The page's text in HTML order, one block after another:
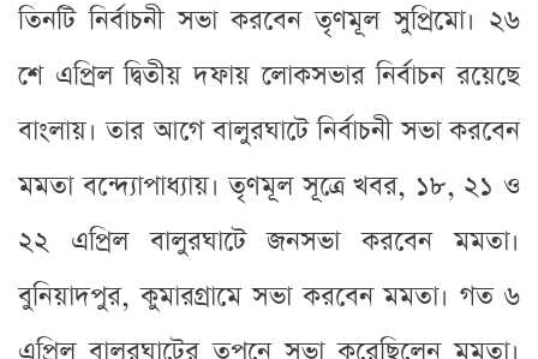
তিনটি নির্বাচনী সভা করবেন তৃণমূল সুপ্রিমো। ২৬
শে এপ্রিল দ্বিতীয় দফায় লোকসভার নির্বাচন রয়েছে
বাংলায়। তার আগে বালুরঘাটে নির্বাচনী সভা করবেন
মমতা বন্দ্যোপাধ্যায়। তৃণমূল সূত্রে খবর, ১৮, ২১ ও
২২ এপ্রিল বালুরঘাটে জনসভা করবেন মমতা।
বুনিয়াদপুর, কুমারগ্রামে সভা করবেন মমতা। গত ৬